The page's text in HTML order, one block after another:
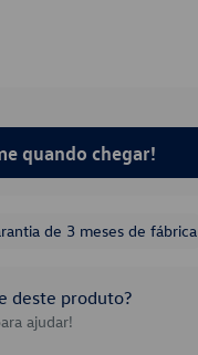
quando chegar!
de 3 meses de fábrica
deste produto?
ajudar!